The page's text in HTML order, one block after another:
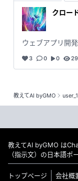
教えてAI byGMO
クロー
ウェブアプリ開
3 0 0
教えてAI byGMO は
（指示文）の日本語ポ
トップページ 会社概